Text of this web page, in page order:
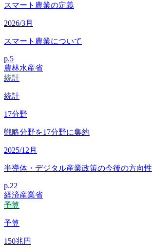
スマート農業の定義
2026/3月
スマート農業について
p.5
農林水産省
統計
統計
17分野
戦略分野を17分野に集約
2025/12月
半導体・デジタル産業政策の今後の方向性
p.22
経済産業省
予算
予算
150兆円